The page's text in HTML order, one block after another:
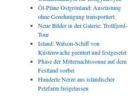
Öl-Pläne Ostgrönland: Ausrüstung
ohne Genehmigung transportiert
Neue Bilder in der Galerie: Trollfjord-
Tour
Island: Watson-Schiff von
Küstenwache geentert und festgesetzt
Phase der Mitternachtssonne auf dem
Festland vorbei
Hunderte Nerze aus isländischer
Pelzfarm freigelassen